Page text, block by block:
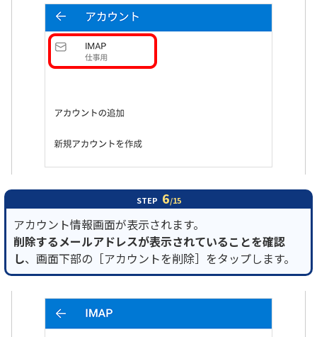
STEP 6/15
アカウント情報画面が表示されます。
削除するメールアドレスが表示されていることを確認
し、画面下部の［アカウントを削除］をタップします。